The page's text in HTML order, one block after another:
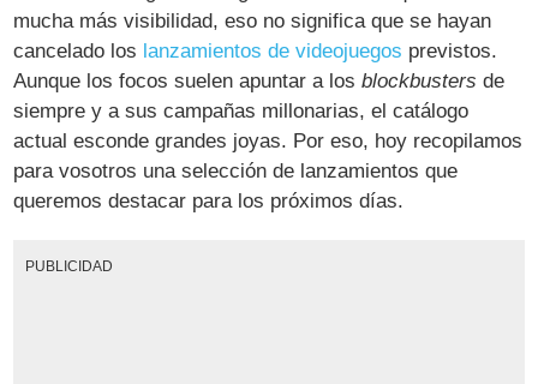
mucha más visibilidad, eso no significa que se hayan
cancelado los lanzamientos de videojuegos previstos.
Aunque los focos suelen apuntar a losblockbusters de
siempre y a sus campañas millonarias, el catálogo
actual esconde grandes joyas. Por eso, hoy recopilamos
para vosotros una selección de lanzamientos que
queremos destacar para los próximos días.
PUBLICIDAD